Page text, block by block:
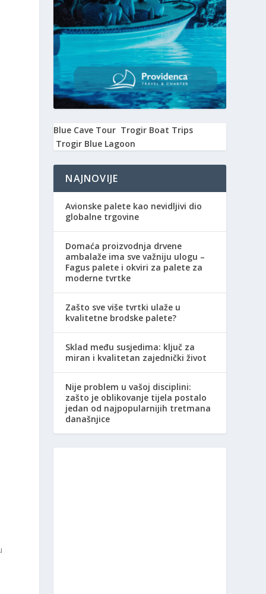
Blue Cave Tour Trogir Boat Trips
Trogir Blue Lagoon
NAJNOVIJE
Avionske palete kao nevidljivi dio
globalne trgovine
Domaća proizvodnja drvene
ambalaže ima sve važniju ulogu –
Fagus palete i okviri za palete za
moderne tvrtke
Zašto sve više tvrtki ulaže u
kvalitetne brodske palete?
Sklad među susjedima: ključ za
miran i kvalitetan zajednički život
Nije problem u vašoj disciplini:
zašto je oblikovanje tijela postalo
jedan od najpopularnijih tretmana
današnjice